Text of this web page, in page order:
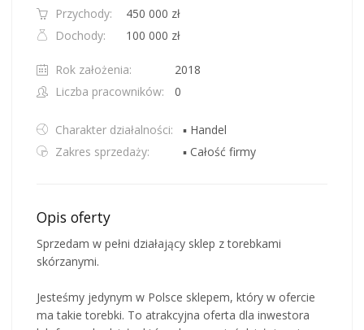
Przychody:
450 000 zł
Dochody:
100 000 zł
Rok założenia:
2018
Liczba pracowników:
0
Charakter działalności:
▪ Handel
Zakres sprzedaży:
▪ Całość firmy
Opis oferty
Sprzedam w pełni działający sklep z torebkami
skórzanymi.
Jesteśmy jedynym w Polsce sklepem, który w ofercie
ma takie torebki. To atrakcyjna oferta dla inwestora